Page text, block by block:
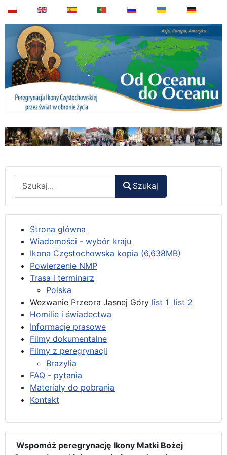
Szukaj
Strona główna
Wiadomości - wybór kraju
Ikona Częstochowska kopia (6,638MB)
Powierzenie NMP
Trasa i terminarz
Polska
Wezwanie Przeora Jasnej Góry list 1 list 2
Homilie i świadectwa
Informacje prasowe
Filmy dokumentalne
Filmy z peregrynacji
Brazylia
FAQ - pytania
Materiały do pobrania
Kontakt
Wspomóż peregrynację Ikony Matki Bożej